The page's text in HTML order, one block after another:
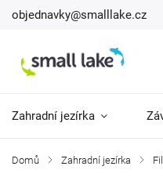
objednavky@smalllake.cz
Zahradní jezírka
Domů / Zahradní jezírka /